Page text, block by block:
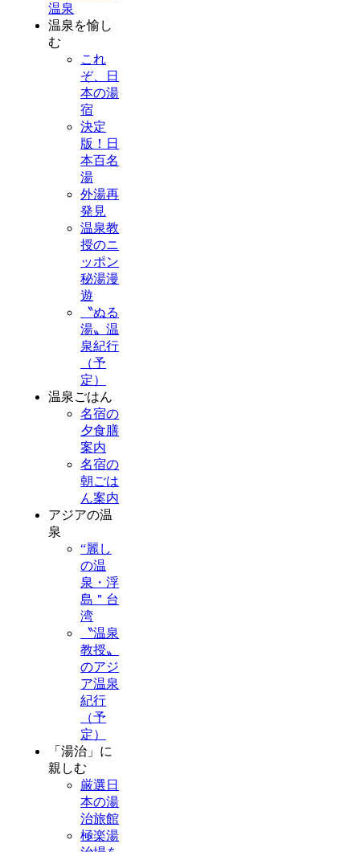
温泉
温泉を愉し
む
これ
ぞ、日
本の湯
宿
決定
版！日
本百名
湯
外湯再
発見
温泉教
授のニ
ッポン
秘湯漫
遊
〝ぬる
湯〟温
泉紀行
（予
定）
温泉ごはん
名宿の
夕食膳
案内
名宿の
朝ごは
ん案内
アジアの温
泉
“麗し
の温
泉・浮
島＂台
湾
〝温泉
教授〟
のアジ
ア温泉
紀行
（予
定）
「湯治」に
親しむ
厳選日
本の湯
治旅館
極楽湯